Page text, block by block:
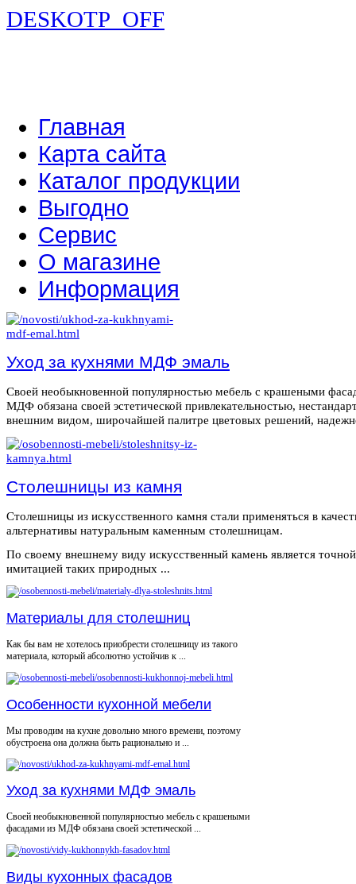
DESKOTP_OFF
Главная
Карта сайта
Каталог продукции
Выгодно
Сервис
О магазине
Информация
Уход за кухнями МДФ эмаль
Своей необыкновенной популярностью мебель с крашеными
МДФ обязана своей эстетической привлекательностью,
внешним видом, широчайшей палитре цветовых решений,
Столешницы из камня
Столешницы из искусственного камня стали применяться в
альтернативы натуральным каменным столешницам.
По своему внешнему виду искусственный камень является точной
имитацией таких природных ...
Материалы для столешниц
Как бы вам не хотелось приобрести столешницу из такого
материала, который абсолютно устойчив к ...
Особенности кухонной мебели
Мы проводим на кухне довольно много времени, поэтому
обустроена она должна быть рационально и ...
Уход за кухнями МДФ эмаль
Своей необыкновенной популярностью мебель с крашеными
фасадами из МДФ обязана своей эстетической ...
Виды кухонных фасадов